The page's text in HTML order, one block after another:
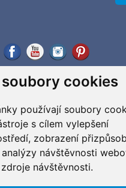
cookies
používají soubory
s cílem vylepšení
zobrazení
návštěvnosti
návštěvnosti.